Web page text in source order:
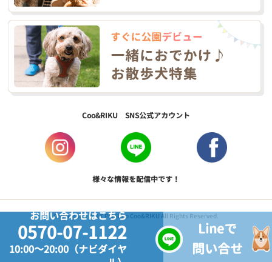
お問い合わせはこちら
0570-07-1122
10:00～20:00（ナビダイヤ
Lineで
問い合せ
Coo&RIKU SNS公式アカウント
様々な情報を配信中です！
Copyright © 2017 PetShop Coo&RIKU All Rights Reserved.